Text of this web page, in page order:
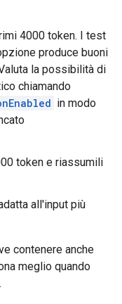
4000 token. I test
produce buoni
la possibilità di
chiamando
in modo
token e riassumili
all'input più
contenere anche
meglio quando